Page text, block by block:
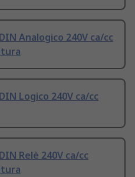
Analogico 240V ca/cc
Logico 240V ca/cc
Relè 240V ca/cc